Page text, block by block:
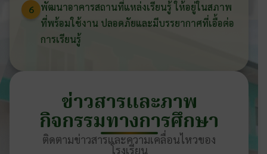
6 พัฒนาอาคารสถานที่แหล่งเรียนรู้ ให้อยู่ในสภาพ
ที่พร้อมใช้งาน ปลอดภัยและมีบรรยากาศที่เอื้อต่อ
การเรียนรู้
ข่าวสารและภาพ
กิจกรรมทางการศึกษา
ติดตามข่าวสารและความเคลื่อนไหวของ
โรงเรียน